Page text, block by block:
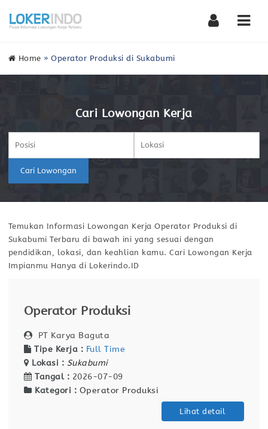
Home »Operator Produksi di Sukabumi
Cari Lowongan Kerja
Cari Lowongan
Temukan Informasi Lowongan Kerja Operator Produksi di
Sukabumi Terbaru di bawah ini yang sesuai dengan
pendidikan, lokasi, dan keahlian kamu. Cari Lowongan Kerja
Impianmu Hanya di Lokerindo.ID
Operator Produksi
PT Karya Baguta
Tipe Kerja : Full Time
Lokasi : Sukabumi
Tangal : 2026-07-09
Kategori : Operator Produksi
Lihat detail